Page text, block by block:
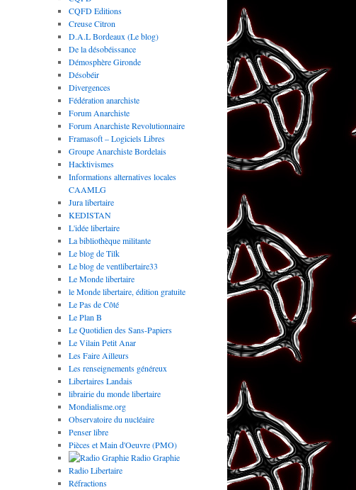
CQFD Editions
Creuse Citron
D.A.L Bordeaux (Le blog)
De la désobéissance
Démosphère Gironde
Désobéir
Divergences
Fédération anarchiste
Forum Anarchiste
Forum Anarchiste Revolutionnaire
Framasoft – Logiciels Libres
Groupe Anarchiste Bordelais
Hacktivismes
Informations alternatives locales
CAAMLG
Jura libertaire
KEDISTAN
L'idée libertaire
La bibliothèque militante
Le blog de Tilk
Le blog de ventlibertaire33
Le Monde libertaire
le Monde libertaire, édition gratuite
Le Pas de Côté
Le Plan B
Le Quotidien des Sans-Papiers
Le Vilain Petit Anar
Les Faire Ailleurs
Les renseignements généreux
Libertaires Landais
librairie du monde libertaire
Mondialisme.org
Observatoire du nucléaire
Penser libre
Pièces et Main d'Oeuvre (PMO)
Radio Graphie
Radio Libertaire
Réfractions